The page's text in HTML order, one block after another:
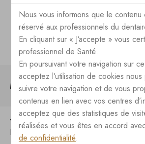
MENU
CONSOMMABLES
CERAMIQUE
KIT FC PASTE STAIN CZR - NORITAKE
Nous vous informons que le
réservé aux professionnels du
En cliquant sur « J’accepte » vous
professionnel de Santé.
En poursuivant votre navigation sur
acceptez l’utilisation de cookies
suivre votre navigation et de vous
contenus en lien avec vos centres
acceptez que des statistiques de
réalisées et vous êtes en accord
de confidentialité.